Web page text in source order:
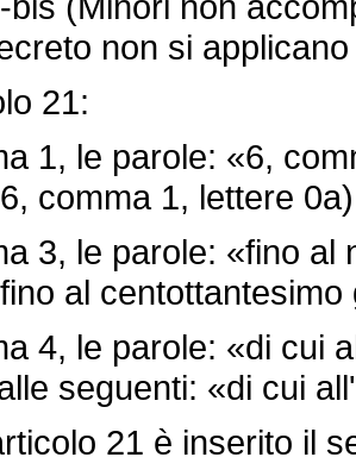
non si
21:
1, le parole: «6,
comma 1, lettere
3, le parole: «fino al
al centottantesimo
4, le parole: «di cui
seguenti: «di cui
21 è inserito il